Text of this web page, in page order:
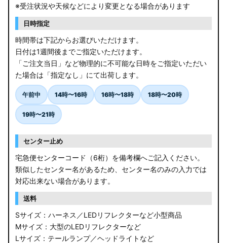
※受注状況や天候などにより変更となる場合があります
日時指定
時間帯は下記からお選びいただけます。
日付は1週間後までご指定いただけます。
「ご注文当日」など物理的に不可能な日時をご指定いただい
た場合は「指定なし」にて出荷します。
午前中 14時〜16時 16時〜18時 18時〜20時
19時〜21時
センター止め
宅急便センターコード（6桁）を備考欄へご記入ください。
類似したセンター名があるため、センター名のみの入力では
対応出来ない場合があります。
送料
Sサイズ：ハーネス／LEDリフレクターなど小型商品
Mサイズ：大型のLEDリフレクターなど
Lサイズ：テールランプ／ヘッドライトなど